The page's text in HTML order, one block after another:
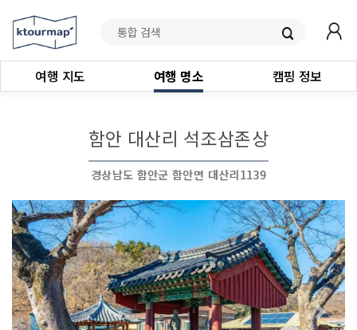
여행 지도 여행 명소 캠핑 정보
함안 대산리 석조삼존상
경상남도 함안군 함안면 대산리1139